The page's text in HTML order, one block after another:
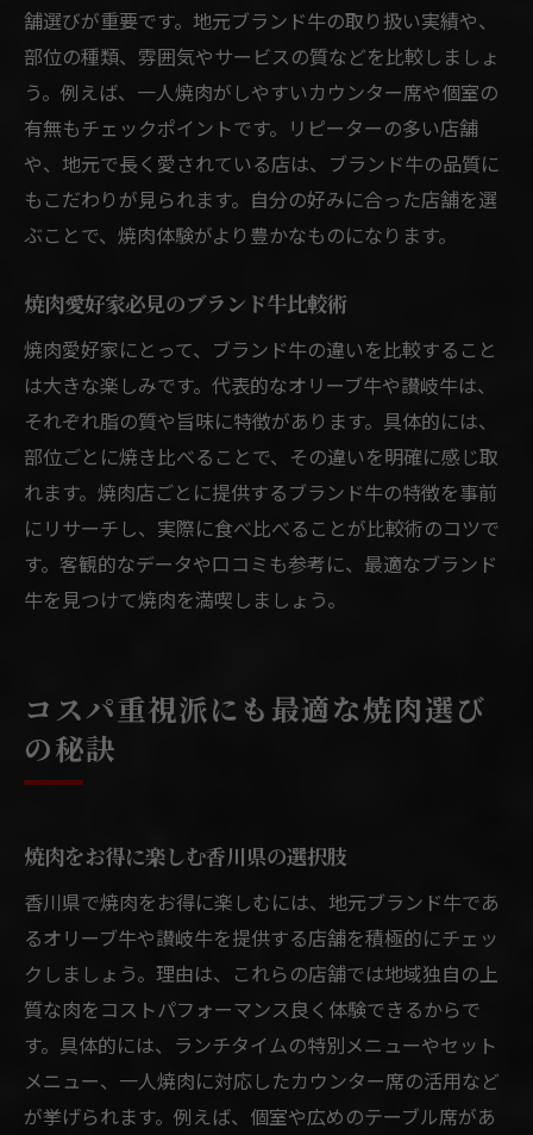
舗選びが重要です。地元ブランド牛の取り扱い実績や、
部位の種類、雰囲気やサービスの質などを比較しましょ
う。例えば、一人焼肉がしやすいカウンター席や個室の
有無もチェックポイントです。リピーターの多い店舗
や、地元で長く愛されている店は、ブランド牛の品質に
もこだわりが見られます。自分の好みに合った店舗を選
ぶことで、焼肉体験がより豊かなものになります。
焼肉愛好家必見のブランド牛比較術
焼肉愛好家にとって、ブランド牛の違いを比較すること
は大きな楽しみです。代表的なオリーブ牛や讃岐牛は、
それぞれ脂の質や旨味に特徴があります。具体的には、
部位ごとに焼き比べることで、その違いを明確に感じ取
れます。焼肉店ごとに提供するブランド牛の特徴を事前
にリサーチし、実際に食べ比べることが比較術のコツで
す。客観的なデータや口コミも参考に、最適なブランド
牛を見つけて焼肉を満喫しましょう。
コスパ重視派にも最適な焼肉選び
の秘訣
焼肉をお得に楽しむ香川県の選択肢
香川県で焼肉をお得に楽しむには、地元ブランド牛であ
るオリーブ牛や讃岐牛を提供する店舗を積極的にチェッ
クしましょう。理由は、これらの店舗では地域独自の上
質な肉をコストパフォーマンス良く体験できるからで
す。具体的には、ランチタイムの特別メニューやセット
メニュー、一人焼肉に対応したカウンター席の活用など
が挙げられます。例えば、個室や広めのテーブル席があ